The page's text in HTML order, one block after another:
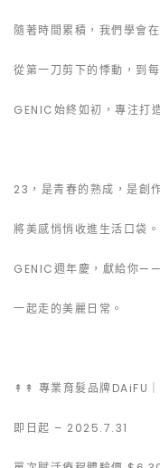
隨著時間累積，我們學會
從第一刀剪下的悸動，到
GENIC始終如初，專注打
23，是青春的熟成，是創
將美感悄悄收進生活口袋。
GENIC週年慶，獻給你——
一起走的美麗日常。
↟↟ 專業育髮品牌DAiFU
即日起 – 2025.7.31